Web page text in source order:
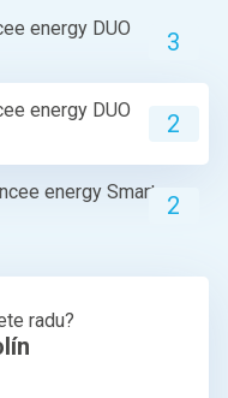
energy DUO
3
energy DUO
2
energy Smart 2
radu?